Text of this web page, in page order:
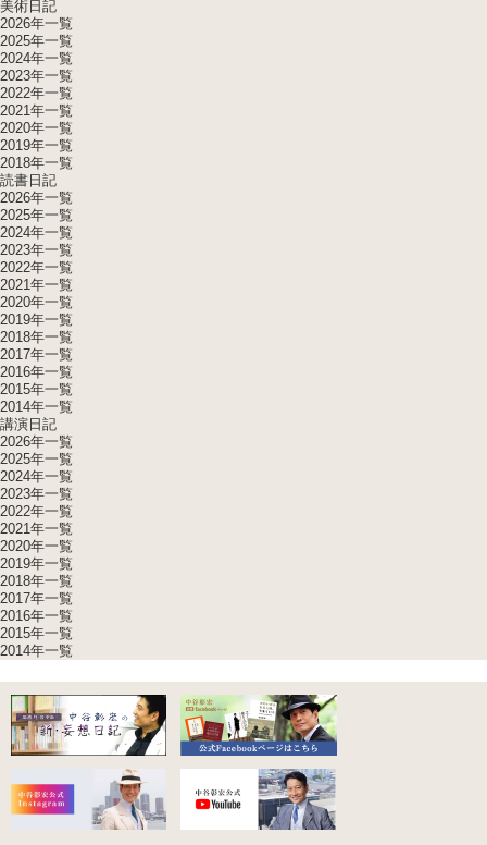
美術日記
2026年一覧
2025年一覧
2024年一覧
2023年一覧
2022年一覧
2021年一覧
2020年一覧
2019年一覧
2018年一覧
読書日記
2026年一覧
2025年一覧
2024年一覧
2023年一覧
2022年一覧
2021年一覧
2020年一覧
2019年一覧
2018年一覧
2017年一覧
2016年一覧
2015年一覧
2014年一覧
講演日記
2026年一覧
2025年一覧
2024年一覧
2023年一覧
2022年一覧
2021年一覧
2020年一覧
2019年一覧
2018年一覧
2017年一覧
2016年一覧
2015年一覧
2014年一覧